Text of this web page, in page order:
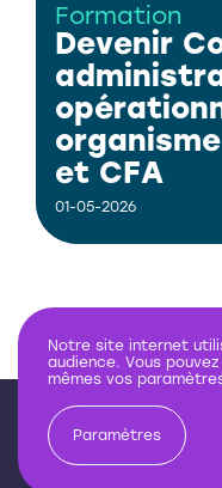
Formation
Devenir
et CFA
01-05-2026
Notre site internet
audience. Vous
mêmes vos
Paramètres